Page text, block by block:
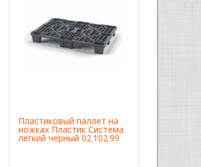
Пластиковый паллет на
ножках Пластик Система
легкий черный 02.102.99